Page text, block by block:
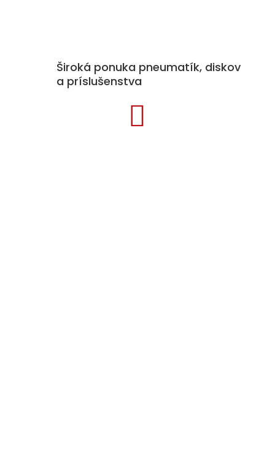
Široká ponuka pneumatík, diskov
a príslušenstva
